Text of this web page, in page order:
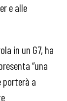
e alle
in un G7, ha
“una
porterà a